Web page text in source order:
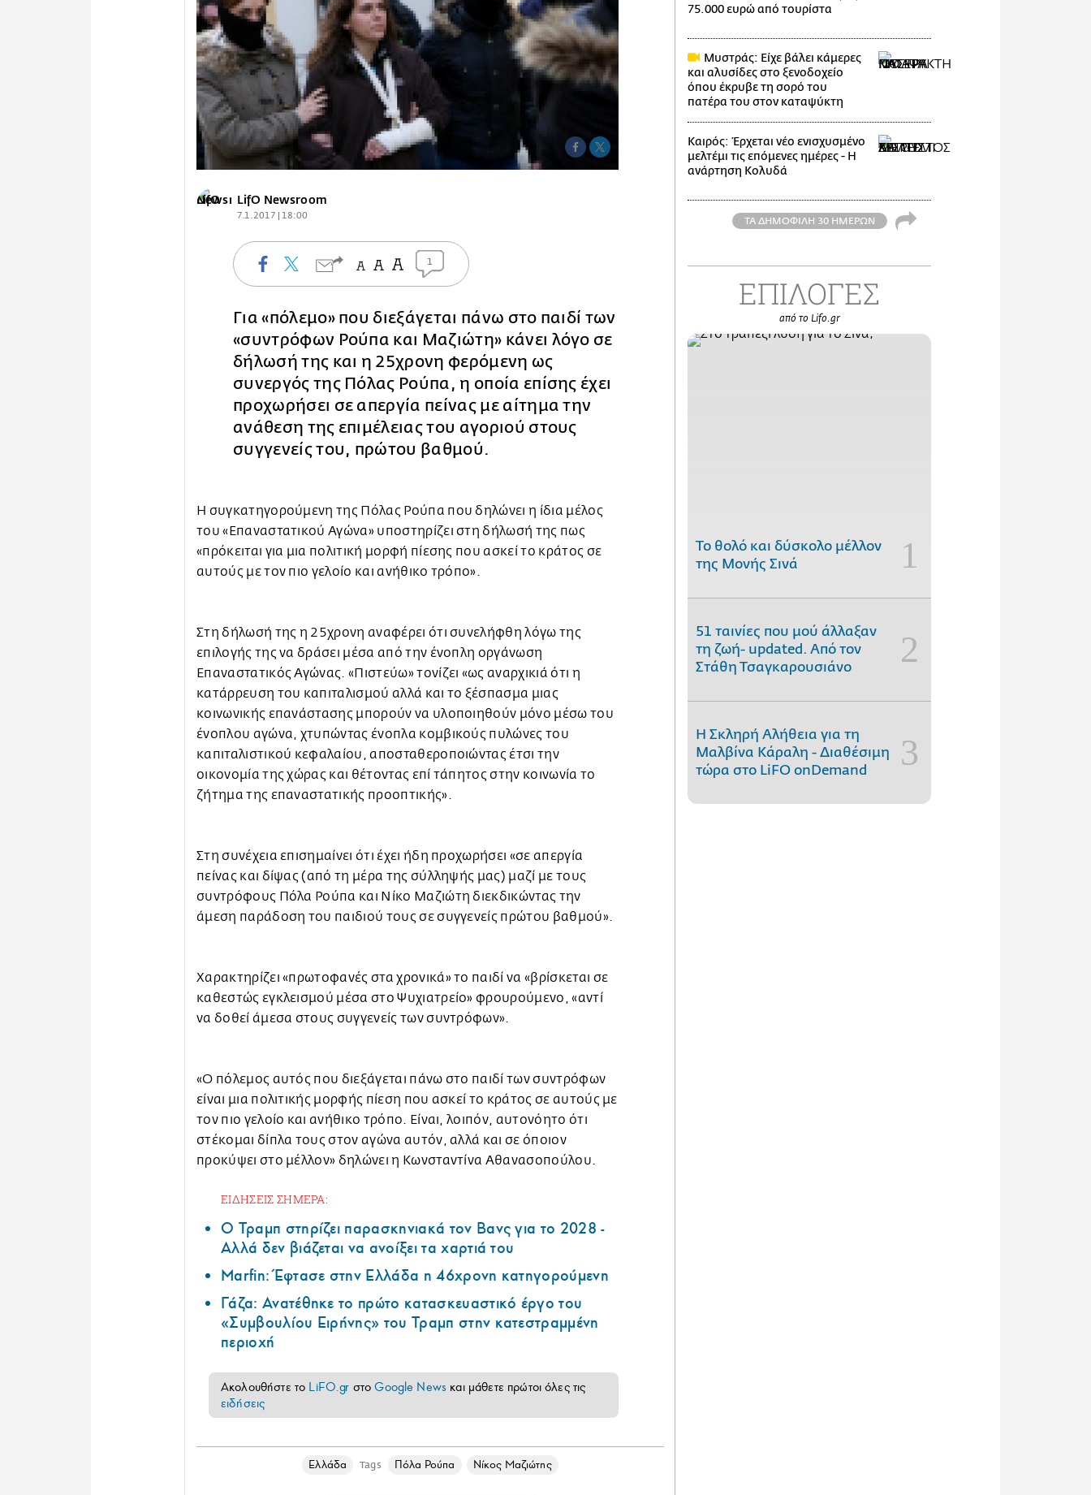
LifO Newsroom
7.1.2017 | 18:00
1
Για «πόλεμο» που διεξάγεται πάνω στο παιδί των
«συντρόφων Ρούπα και Μαζιώτη» κάνει λόγο σε
δήλωσή της και η 25χρονη φερόμενη ως
συνεργός της Πόλας Ρούπα, η οποία επίσης έχει
προχωρήσει σε απεργία πείνας με αίτημα την
ανάθεση της επιμέλειας του αγοριού στους
συγγενείς του, πρώτου βαθμού.
Η συγκατηγορούμενη της Πόλας Ρούπα που δηλώνει η ίδια μέλος
του «Επαναστατικού Αγώνα» υποστηρίζει στη δήλωσή της πως
«πρόκειται για μια πολιτική μορφή πίεσης που ασκεί το κράτος σε
αυτούς με τον πιο γελοίο και ανήθικο τρόπο».
Στη δήλωσή της η 25χρονη αναφέρει ότι συνελήφθη λόγω της
επιλογής της να δράσει μέσα από την ένοπλη οργάνωση
Επαναστατικός Αγώνας. «Πιστεύω» τονίζει «ως αναρχικιά ότι η
κατάρρευση του καπιταλισμού αλλά και το ξέσπασμα μιας
κοινωνικής επανάστασης μπορούν να υλοποιηθούν μόνο μέσω του
ένοπλου αγώνα, χτυπώντας ένοπλα κομβικούς πυλώνες του
καπιταλιστικού κεφαλαίου, αποσταθεροποιώντας έτσι την
οικονομία της χώρας και θέτοντας επί τάπητος στην κοινωνία το
ζήτημα της επαναστατικής προοπτικής».
Στη συνέχεια επισημαίνει ότι έχει ήδη προχωρήσει «σε απεργία
πείνας και δίψας (από τη μέρα της σύλληψής μας) μαζί με τους
συντρόφους Πόλα Ρούπα και Νίκο Μαζιώτη διεκδικώντας την
άμεση παράδοση του παιδιού τους σε συγγενείς πρώτου βαθμού».
Χαρακτηρίζει «πρωτοφανές στα χρονικά» το παιδί να «βρίσκεται σε
καθεστώς εγκλεισμού μέσα στο Ψυχιατρείο» φρουρούμενο, «αντί
να δοθεί άμεσα στους συγγενείς των συντρόφων».
«Ο πόλεμος αυτός που διεξάγεται πάνω στο παιδί των συντρόφων
είναι μια πολιτικής μορφής πίεση που ασκεί το κράτος σε αυτούς με
τον πιο γελοίο και ανήθικο τρόπο. Είναι, λοιπόν, αυτονόητο ότι
στέκομαι δίπλα τους στον αγώνα αυτόν, αλλά και σε όποιον
προκύψει στο μέλλον» δηλώνει η Κωνσταντίνα Αθανασοπούλου.
ΕΙΔΗΣΕΙΣ ΣΗΜΕΡΑ:
Ο Τραμπ στηρίζει παρασκηνιακά τον Βανς για το 2028 -
Αλλά δεν βιάζεται να ανοίξει τα χαρτιά του
Marfin: Έφτασε στην Ελλάδα η 46χρονη κατηγορούμενη
Γάζα: Ανατέθηκε το πρώτο κατασκευαστικό έργο του
«Συμβουλίου Ειρήνης» του Τραμπ στην κατεστραμμένη
περιοχή
Ακολουθήστε το LiFO.gr στοGoogle News και μάθετε πρώτοι όλες τις
ειδήσεις
Ελλάδα Tags Πόλα Ρούπα Νίκος Μαζιώτης
75.000 ευρώ από τουρίστα
Μυστράς: Είχε βάλει κάμερες
και αλυσίδες στο ξενοδοχείο
όπου έκρυβε τη σορό του
πατέρα του στον καταψύκτη
Καιρός: Έρχεται νέο ενισχυσμένο
μελτέμι τις επόμενες ημέρες - Η
ανάρτηση Κολυδά
ΤΑ ΔΗΜΟΦΙΛΗ 30 ΗΜΕΡΩΝ
ΕΠΙΛΟΓΕΣ
από το Lifo.gr
Το θολό και δύσκολο μέλλον
της Μονής Σινά
51 ταινίες που μού άλλαξαν
τη ζωή- updated. Aπό τον
Στάθη Τσαγκαρουσιάνο
Η Σκληρή Αλήθεια για τη
Μαλβίνα Κάραλη - Διαθέσιμη
τώρα στo LiFO onDemand